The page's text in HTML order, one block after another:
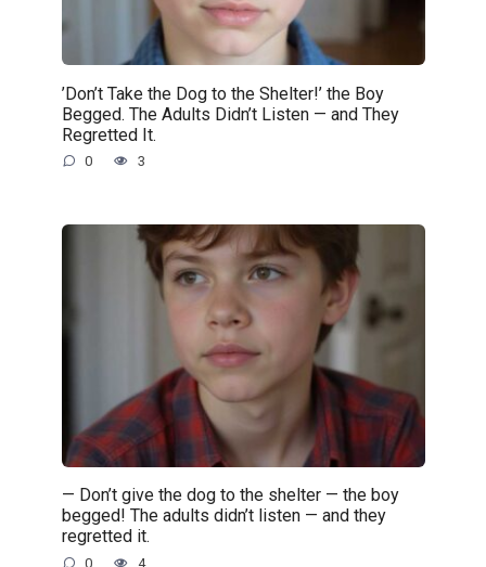
’Don’t Take the Dog to the Shelter!’ the Boy
Begged. The Adults Didn’t Listen — and They
Regretted It.
0 3
— Don’t give the dog to the shelter — the boy
begged! The adults didn’t listen — and they
regretted it.
0 4